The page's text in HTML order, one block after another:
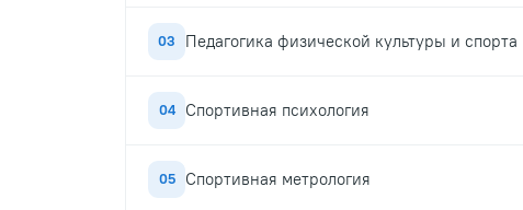
03 Педагогика физической культуры и спорта
04 Спортивная психология
05 Спортивная метрология